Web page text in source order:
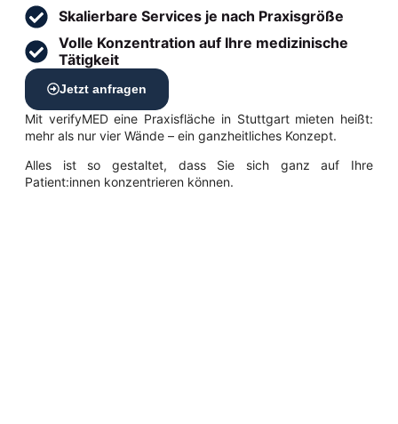
Skalierbare Services je nach Praxisgröße
Volle Konzentration auf Ihre medizinische
Tätigkeit
Jetzt anfragen
Mit verifyMED eine Praxisfläche in Stuttgart mieten heißt:
mehr als nur vier Wände – ein ganzheitliches Konzept.
Alles ist so gestaltet, dass Sie sich ganz auf Ihre
Patient:innen konzentrieren können.